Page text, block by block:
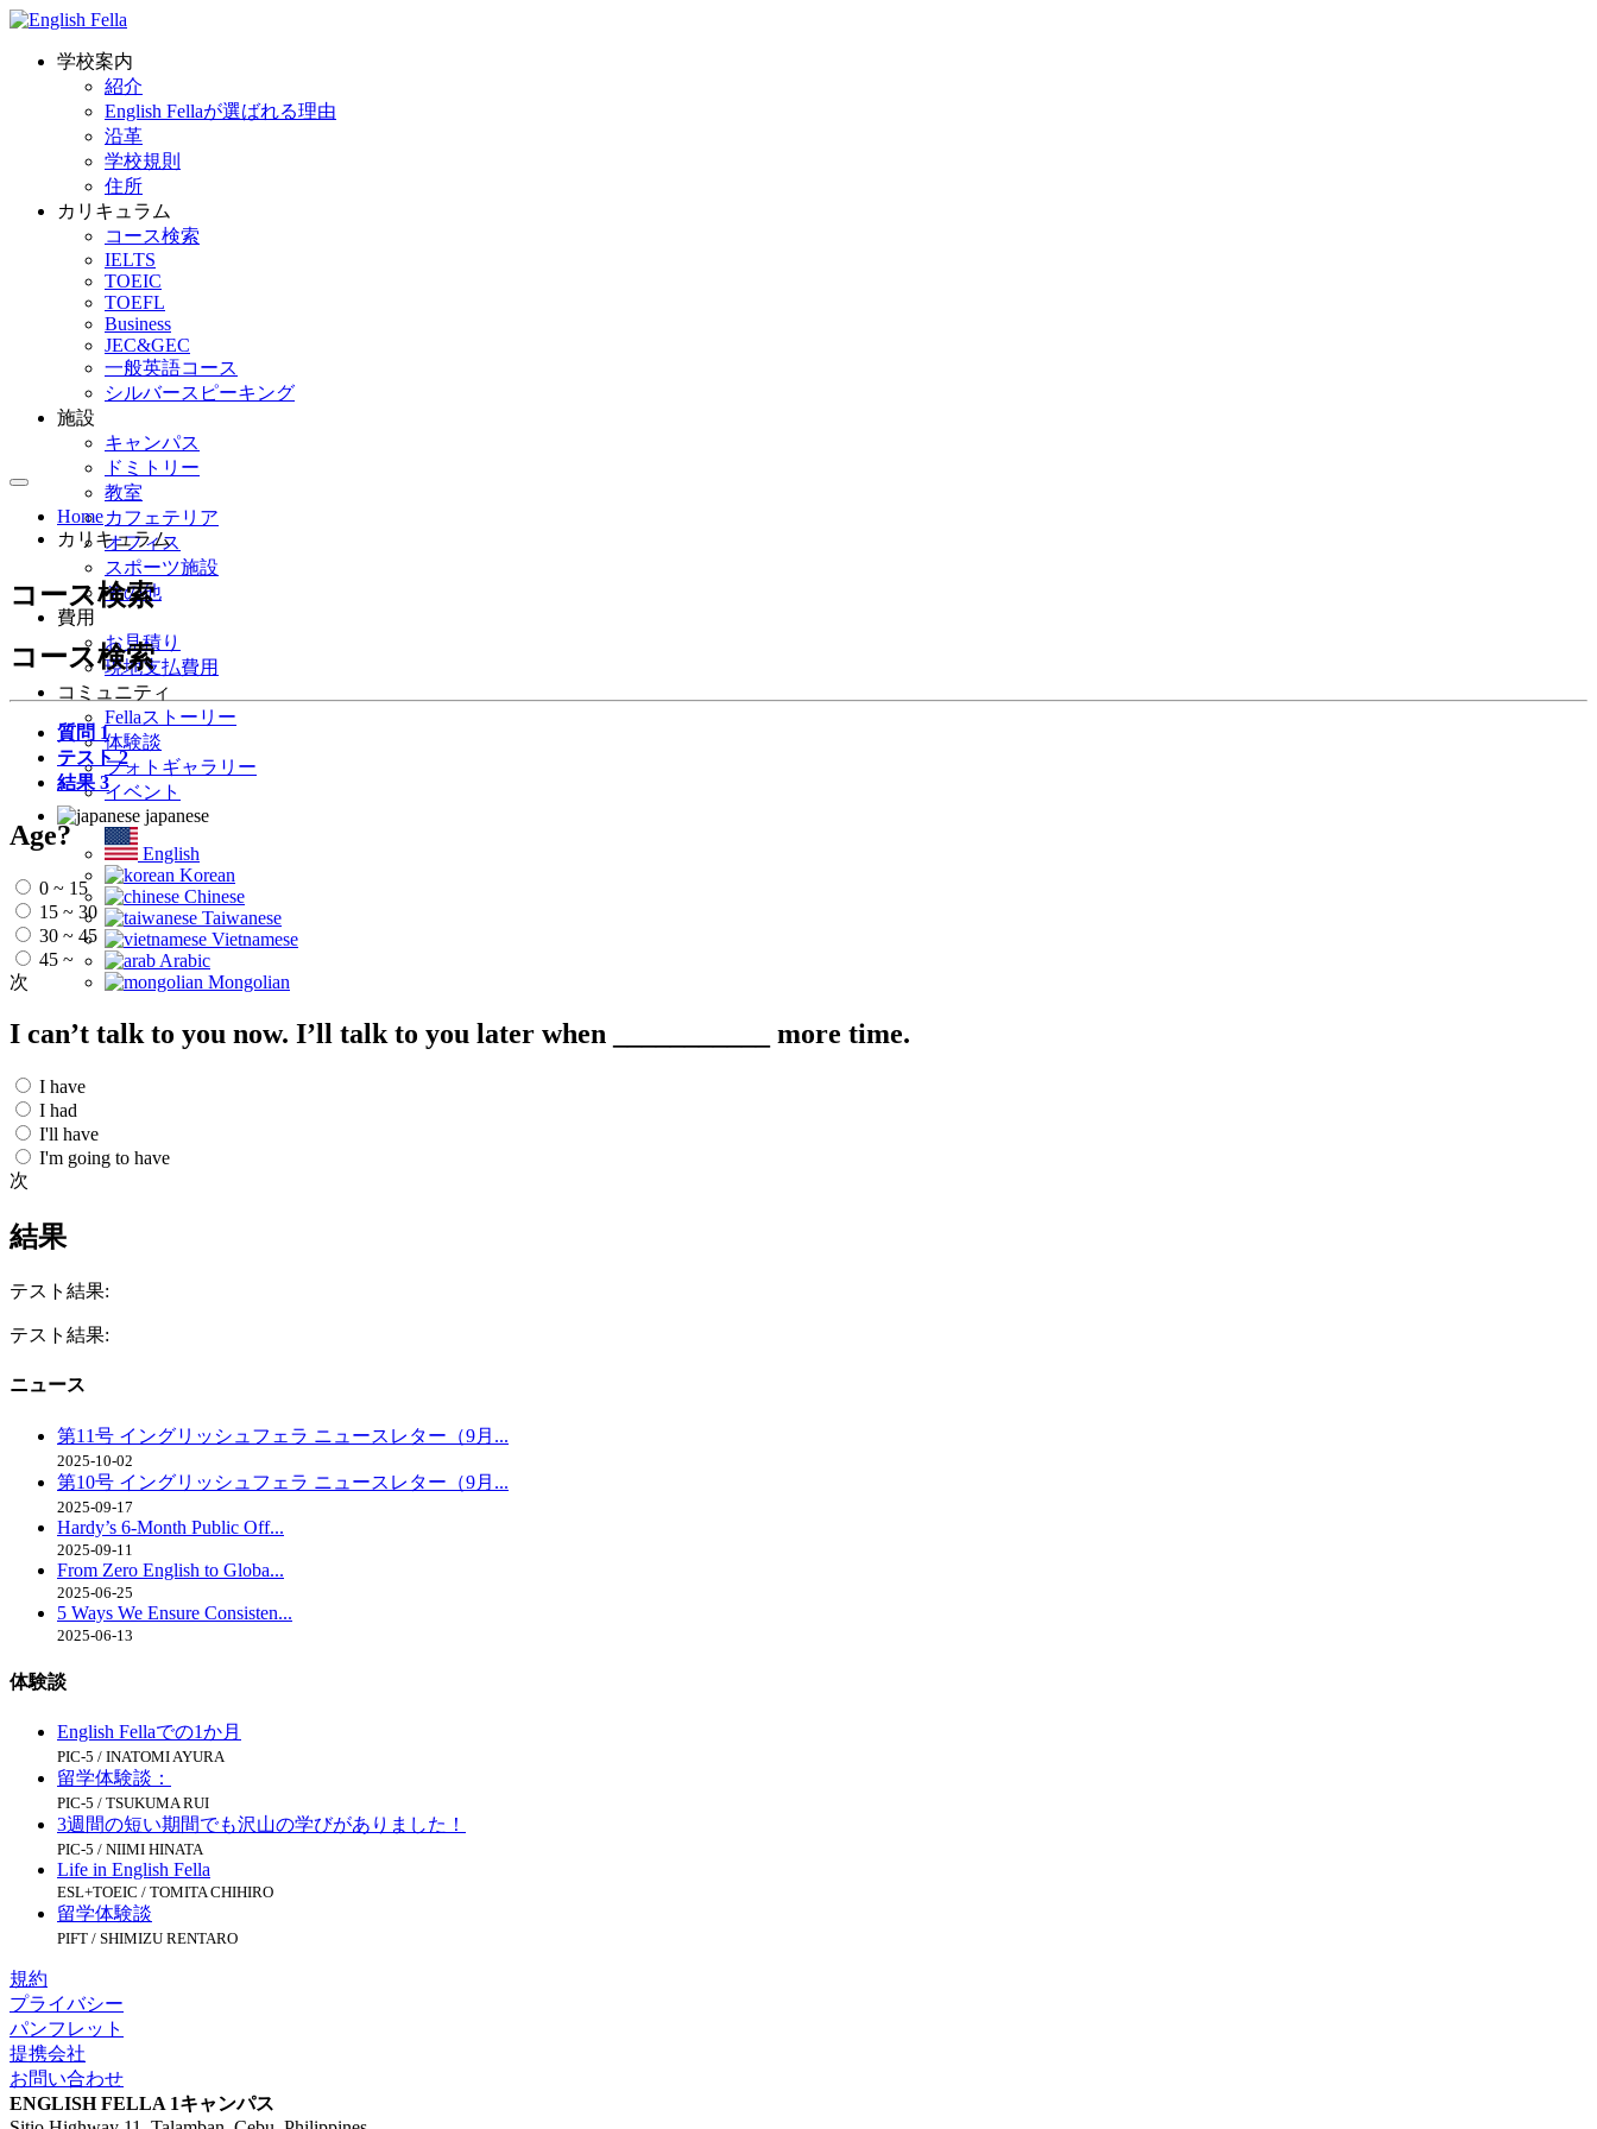
学校案内
紹介
English Fellaが選ばれる理由
沿革
学校規則
住所
カリキュラム
コース検索
IELTS
TOEIC
TOEFL
Business
JEC&GEC
一般英語コース
シルバースピーキング
施設
キャンパス
ドミトリー
教室
カフェテリア
オフィス
スポーツ施設
その他
費用
お見積り
現地支払費用
コミュニティ
Fellaストーリー
体験談
フォトギャラリー
イベント
japanese
English
Korean
Chinese
Taiwanese
Vietnamese
Arabic
Mongolian
Home
カリキュラム
コース検索
コース検索
質問 1
テスト 2
結果 3
Age?
0 ~ 15
15 ~ 30
30 ~ 45
45 ~
次
I can’t talk to you now. I’ll talk to you later when ___________ more time.
I have
I had
I'll have
I'm going to have
次
結果
テスト結果:
テスト結果:
ニュース
第11号 イングリッシュフェラ ニュースレター（9月...
2025-10-02
第10号 イングリッシュフェラ ニュースレター（9月...
2025-09-17
Hardy’s 6-Month Public Off...
2025-09-11
From Zero English to Globa...
2025-06-25
5 Ways We Ensure Consisten...
2025-06-13
体験談
English Fellaでの1か月
PIC-5 / INATOMI AYURA
留学体験談：
PIC-5 / TSUKUMA RUI
3週間の短い期間でも沢山の学びがありました！
PIC-5 / NIIMI HINATA
Life in English Fella
ESL+TOEIC / TOMITA CHIHIRO
留学体験談
PIFT / SHIMIZU RENTARO
規約
プライバシー
パンフレット
提携会社
お問い合わせ
ENGLISH FELLA 1キャンパス